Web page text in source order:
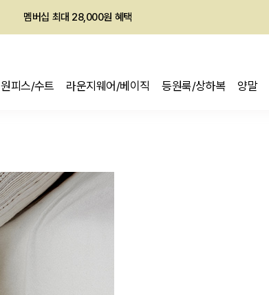
회원전용 아울렛, 가입하면 ~60% 할인!
원피스/수트 라운지웨어/베이직 등원룩/상하복 양말